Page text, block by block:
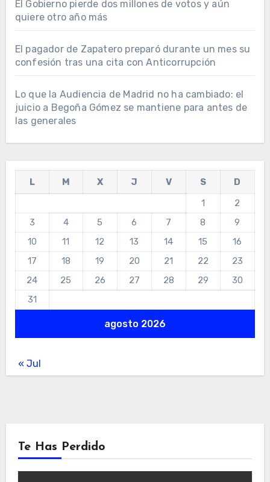
El Gobierno pierde dos millones de votos y aún
quiere otro año más
El pagador de Zapatero preparó durante un mes su
confesión tras una cita con Anticorrupción
Lo que la Audiencia de Madrid no ha cambiado: el
juicio a Begoña Gómez se mantiene para antes de
las generales
agosto 2026
L M X J V S
D
1
2
3
4 5 6 7 8
9
10
11 12 13 14 15
16
17
18 19 20 21 22
23
24
25 26 27 28 29
30
31
« Jul
Te Has Perdido